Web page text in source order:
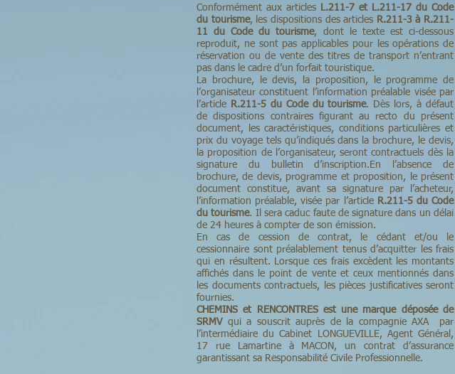
Conformément aux articles L.211-7 et L.211-17 du Code
du tourisme, les dispositions des articles R.211-3 à R.211-
11 du Code du tourisme, dont le texte est ci-dessous
reproduit, ne sont pas applicables pour les opérations de
réservation ou de vente des titres de transport n’entrant
pas dans le cadre d’un forfait touristique.
La brochure, le devis, la proposition, le programme de
l’organisateur constituent l’information préalable visée par
l’article
R.211-5 du Code du tourisme. Dès lors, à défaut
de dispositions contraires figurant au recto du présent
document, les caractéristiques, conditions particulières et
prix du voyage tels qu’indiqués dans la brochure, le devis,
la proposition de l’organisateur, seront contractuels dès la
signature du bulletin d’inscription.En l’absence de
brochure, de devis, programme et proposition, le présent
document constitue, avant sa signature par l’acheteur,
l’information préalable, visée par l’article R.211-5 du Code
du tourisme. Il sera caduc faute de signature dans un délai
de 24 heures à compter de son émission.
En cas de cession de contrat, le cédant et/ou le
cessionnaire sont préalablement tenus d’acquitter les frais
qui en résultent. Lorsque ces frais excèdent les montants
affichés dans le point de vente et ceux mentionnés dans
les documents contractuels, les pièces justificatives seront
fournies.
CHEMINS et RENCONTRES est une marque déposée de
SRMVqui a souscrit auprès de la compagnie AXA par
l’intermédiaire du Cabinet LONGUEVILLE, Agent Général,
17 rue Lamartine à MACON, un contrat d’assurance
garantissant sa Responsabilité Civile Professionnelle.